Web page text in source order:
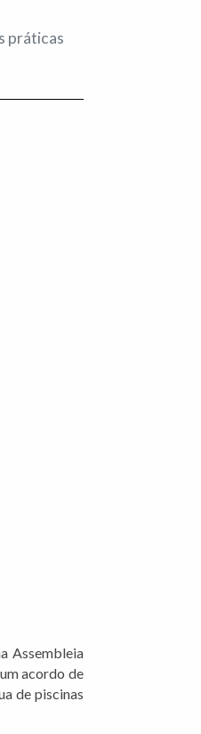
práticas
Assembleia
acordo de
de piscinas